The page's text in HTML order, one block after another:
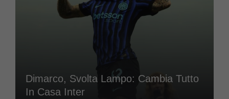
Dimarco, Svolta Lampo: Cambia Tutto
In Casa Inter